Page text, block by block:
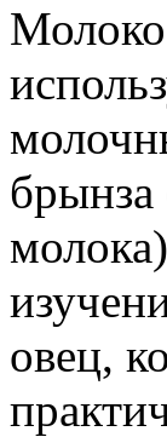
брынза
овец,